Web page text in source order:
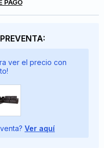
PAGO
ver el precio con
Ver aquí